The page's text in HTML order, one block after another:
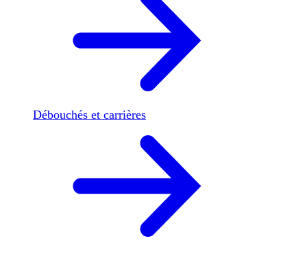
Débouchés et carrières